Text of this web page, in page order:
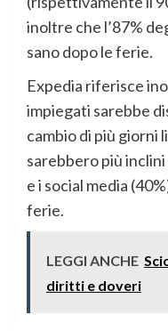
inoltre che l’87%
sano dopo le ferie.
Expedia riferisce
impiegati sarebbe
cambio di più giorni
sarebbero più inclini
e i social media
ferie.
LEGGI ANCHE
diritti e doveri